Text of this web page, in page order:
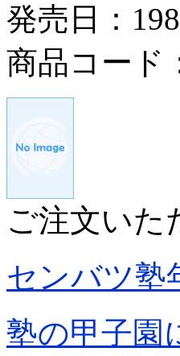
発売日：
商品コード
ご注文いた
センバツ塾
塾の甲子園